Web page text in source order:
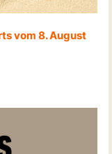
vom 8. August